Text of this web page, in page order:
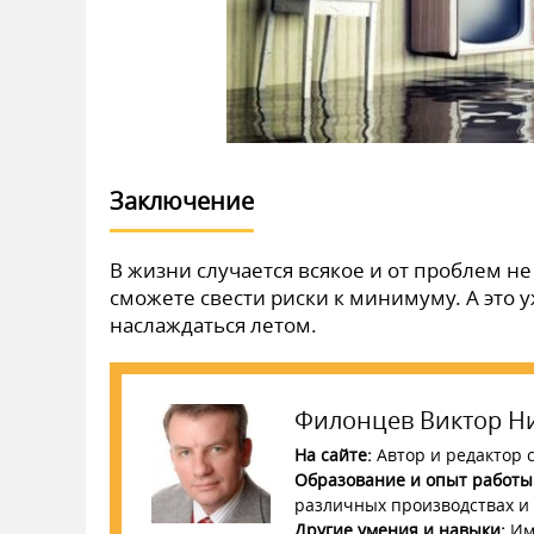
Заключение
В жизни случается всякое и от проблем
сможете свести риски к минимуму. А это
наслаждаться летом.
Филонцев Виктор
На сайте: Автор и редактор
Образование и опыт
различных производствах